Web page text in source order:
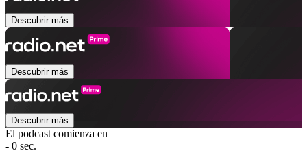
Descubrir más
Descubrir más
Descubrir más
El podcast comienza en
- 0 sec.